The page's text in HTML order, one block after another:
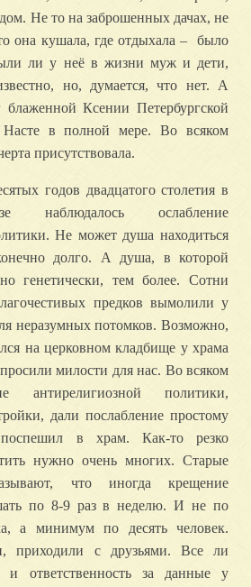
Не то на заброшенных дачах, не
она кушала, где отдыхала – было
ли у неё в жизни муж и дети,
но, думается, что нет. А
Ксении Петербургской
Насте в полной мере. Во всяком
присутствовала.
годов двадцатого столетия в
наблюдалось ослабление
Не может душа находиться
долго. А душа, в которой
генетически, тем более. Сотни
предков вымолили у
неразумных потомков. Возможно,
на церковном кладбище у храма
милости для нас. Во всяком
антирелигиозной политики,
дали послабление простому
в храм. Как-то резко
нужно очень многих. Старые
что иногда крещение
по 8-9 раз в неделю. И не по
а минимум по десять человек.
приходили с друзьями. Все ли
и ответственность за данные у